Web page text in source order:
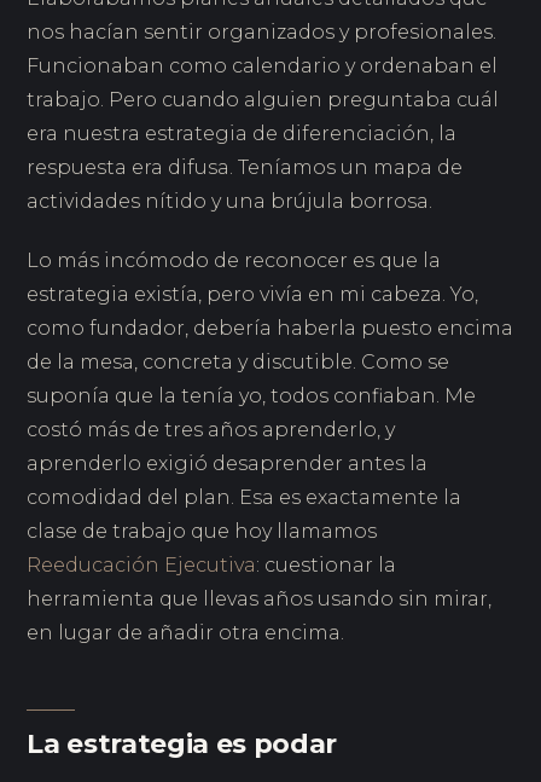
nos hacían sentir organizados y profesionales.
Funcionaban como calendario y ordenaban el
trabajo. Pero cuando alguien preguntaba cuál
era nuestra estrategia de diferenciación, la
respuesta era difusa. Teníamos un mapa de
actividades nítido y una brújula borrosa.
Lo más incómodo de reconocer es que la
estrategia existía, pero vivía en mi cabeza. Yo,
como fundador, debería haberla puesto encima
de la mesa, concreta y discutible. Como se
suponía que la tenía yo, todos confiaban. Me
costó más de tres años aprenderlo, y
aprenderlo exigió desaprender antes la
comodidad del plan. Esa es exactamente la
clase de trabajo que hoy llamamos
Reeducación Ejecutiva: cuestionar la
herramienta que llevas años usando sin mirar,
en lugar de añadir otra encima.
La estrategia es podar